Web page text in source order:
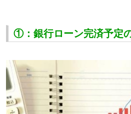
①：銀行ローン完済予定